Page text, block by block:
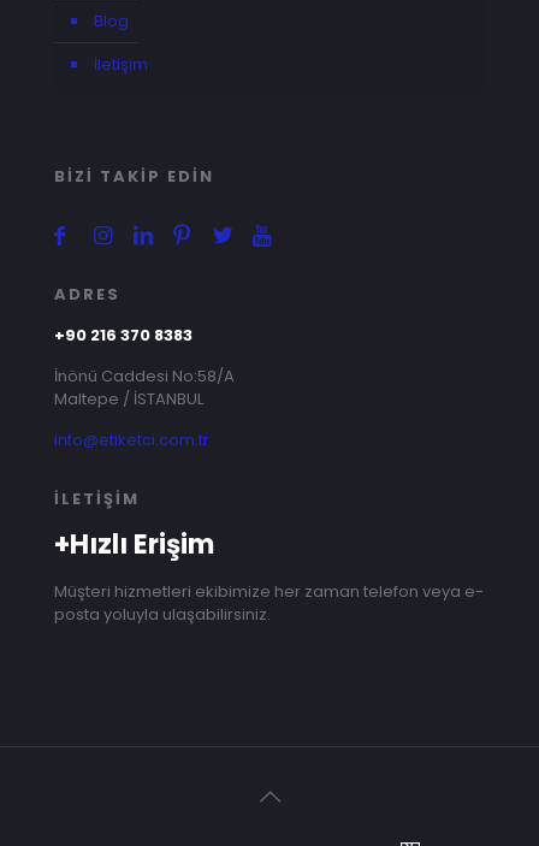
Blog
İletişim
BİZİ TAKİP EDİN
ADRES
+90 216 370 8383
İnönü Caddesi No:58/A
Maltepe / İSTANBUL
info@etiketci.com.tr
İLETİŞİM
+Hızlı Erişim
Müşteri hizmetleri ekibimize her zaman telefon veya e-
posta yoluyla ulaşabilirsiniz.